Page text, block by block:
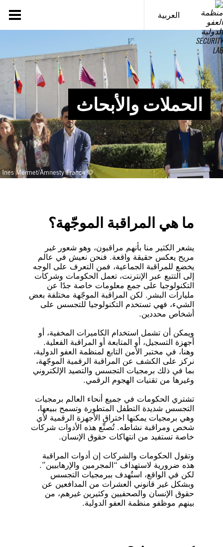
العربية
تخطى
إلى
المحتوى
الحملات والأبحاث
© Ines Mermet/Amnesty France
ما هي المراقبة الموجّهة؟
يشعر الكثير منا بأنهم مراقبون، وهو شعور غير
مريح يعكس حقيقة واقعة. فنحن نعيش في عالم
يخضع للمراقبة الجماعية، فمن التعرف على الوجه
إلى التتبع عبر الإنترنت، تعمل الحكومات وشركات
التكنولوجيا على جمع معلومات خاصة جدًا عن
مليارات البشر. لكن المراقبة الموجّهة مختلفة بعض
الشيء، فهي تستخدم التكنولوجيا للتجسس على
أشخاص محددين.
ويمكن أن تشمل استخدام الكاميرات المخفية، أو
أجهزة التسجيل، أو المتابعة أو المراقبة الفعلية.
وهنا، في مختبر الأمن التابع لمنظمة العفو الدولية،
نركز على الكشف عن المراقبة الرقمية الموجّهة،
بما في ذلك برمجيات التجسس والتصيد الإلكتروني
وغيرها من تقنيات الهجوم الرقمي.
تشتري الحكومات في جميع أنحاء العالم برمجيات
التجسس شديدة التطفل المتطورة وتسمح ببيعها،
وهي برمجيات يمكنها اختراق الأجهزة الرقمية لأي
شخص ومراقبة نشاطه.‎ تُصنِّع هذه الأدوات شركات
خاصة تستفيد من انتهاكات حقوق الإنسان.
وتقول الحكومات والشركات إن أدوات المراقبة
هذه ضرورية لاستهداف “المجرمين والإرهابيين”.
لكن في الواقع، استُهدف ببرمجيات التجسس
وبشكل غير قانوني العشرات من المدافعين عن
حقوق الإنسان والصحفيين وكثيرين غيرهم، من
بينهم موظفو منظمة العفو الدولية.